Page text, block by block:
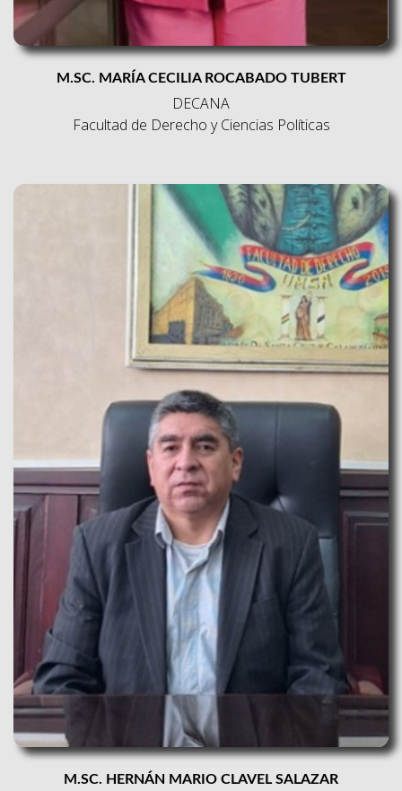
M.SC. MARÍA CECILIA ROCABADO TUBERT
DECANA
Facultad de Derecho y Ciencias Políticas
M.SC. HERNÁN MARIO CLAVEL SALAZAR